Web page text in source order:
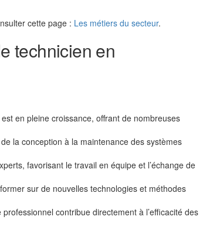
cette page : Les métiers du secteur.
technicien en
en pleine croissance, offrant de nombreuses
la conception à la maintenance des systèmes
favorisant le travail en équipe et l’échange de
sur de nouvelles technologies et méthodes
contribue directement à l’efficacité des